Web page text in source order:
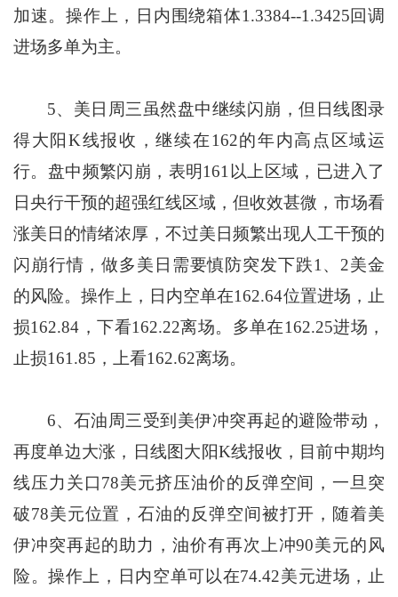
加速。操作上，日内围绕箱体1.3384--1.3425回调
进场多单为主。
5、美日周三虽然盘中继续闪崩，但日线图录
得大阳K线报收，继续在162的年内高点区域运
行。盘中频繁闪崩，表明161以上区域，已进入了
日央行干预的超强红线区域，但收效甚微，市场看
涨美日的情绪浓厚，不过美日频繁出现人工干预的
闪崩行情，做多美日需要慎防突发下跌1、2美金
的风险。操作上，日内空单在162.64位置进场，止
损162.84，下看162.22离场。多单在162.25进场，
止损161.85，上看162.62离场。
6、石油周三受到美伊冲突再起的避险带动，
再度单边大涨，日线图大阳K线报收，目前中期均
线压力关口78美元挤压油价的反弹空间，一旦突
破78美元位置，石油的反弹空间被打开，随着美
伊冲突再起的助力，油价有再次上冲90美元的风
险。操作上，日内空单可以在74.42美元进场，止